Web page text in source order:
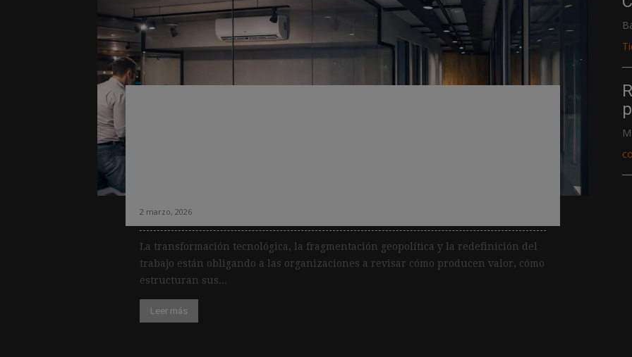
2 marzo, 2026
La transformación tecnológica, la fragmentación geopolítica y la redefinición del
trabajo están obligando a las organizaciones a revisar cómo producen valor, cómo
estructuran sus...
Leer más